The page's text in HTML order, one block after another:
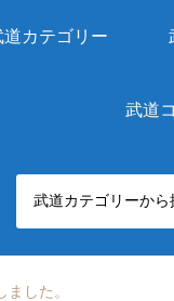
道カテゴリー
武道
武道カテゴリーから
した。